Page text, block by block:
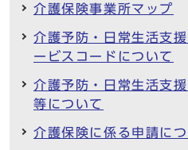
介護保険事業所マップ
介護予防・日常生活支
ービスコードについて
介護予防・日常生活支
等について
介護保険に係る申請に